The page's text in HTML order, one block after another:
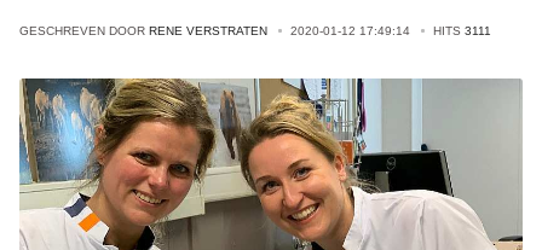
GESCHREVEN DOOR RENE VERSTRATEN 2020-01-12 17:49:14 HITS 3111